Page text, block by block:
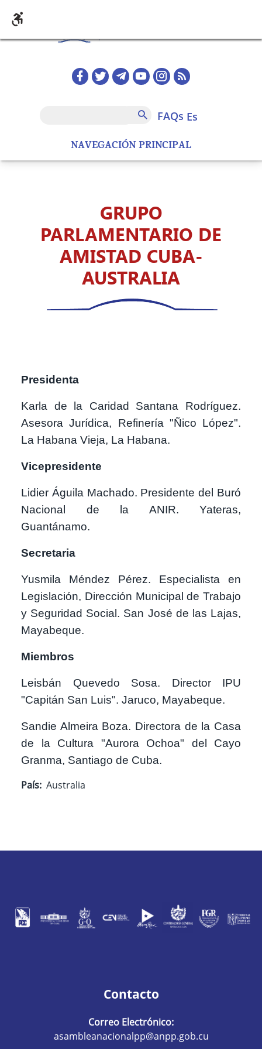
NAVEGACIÓN PRINCIPAL
Redes sociales home
FAQs
FAQs es
GRUPO
PARLAMENTARIO DE
AMISTAD CUBA-
AUSTRALIA
Presidenta
Karla de la Caridad Santana Rodríguez.
Asesora Jurídica, Refinería "Ñico López".
La Habana Vieja, La Habana.
Vicepresidente
Lidier Águila Machado. Presidente del Buró
Nacional de la ANIR. Yateras,
Guantánamo.
Secretaria
Yusmila Méndez Pérez. Especialista en
Legislación, Dirección Municipal de Trabajo
y Seguridad Social. San José de las Lajas,
Mayabeque.
Miembros
Leisbán Quevedo Sosa. Director IPU
"Capitán San Luis". Jaruco, Mayabeque.
Sandie Almeira Boza. Directora de la Casa
de la Cultura "Aurora Ochoa" del Cayo
Granma, Santiago de Cuba.
País Australia
Contacto
Correo Electrónico:
asambleanacionalpp@anpp.gob.cu